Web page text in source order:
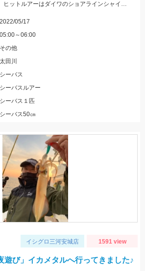
スタッフ村松の釣果です。ヒットルアーはダイワのショアラインシャイナーZバーティス80Sのゴールドカラー。
2022/05/17
05:00～06:00
その他
太田川
シーバス
シーバスルアー
シーバス１匹
シーバス50㎝
イシグロ三河安城店 1591 view
遊び」イカメタルへ行ってきました♪